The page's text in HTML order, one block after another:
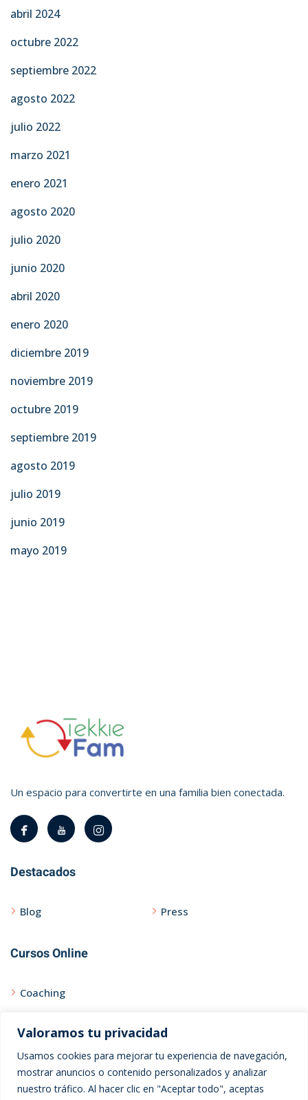
Valoramos tu privacidad
Usamos cookies para mejorar tu experiencia de navegación,
mostrar anuncios o contenido personalizados y analizar
nuestro tráfico. Al hacer clic en "Aceptar todo", aceptas
abril 2024
octubre 2022
septiembre 2022
agosto 2022
julio 2022
marzo 2021
enero 2021
agosto 2020
julio 2020
junio 2020
abril 2020
enero 2020
diciembre 2019
noviembre 2019
octubre 2019
septiembre 2019
agosto 2019
julio 2019
junio 2019
mayo 2019
Un espacio para convertirte en una familia bien conectada.
Destacados
Blog Press
Cursos Online
Coaching
Ayuda